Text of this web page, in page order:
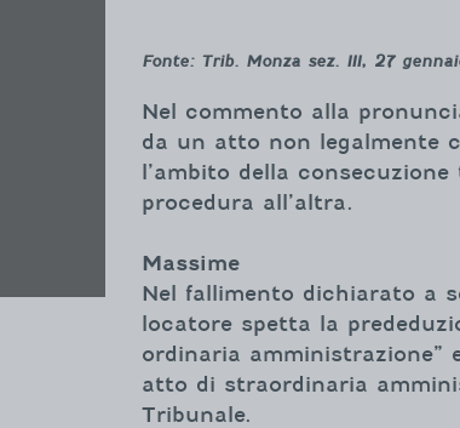
Fonte: Trib. Monza sez. III, 27
Nel commento alla
da un atto non legalmente
l’ambito della
procedura all’altra.
Massime
Nel fallimento dichiarato a
locatore spetta la
ordinaria amministrazione”
atto di straordinaria
Tribunale.